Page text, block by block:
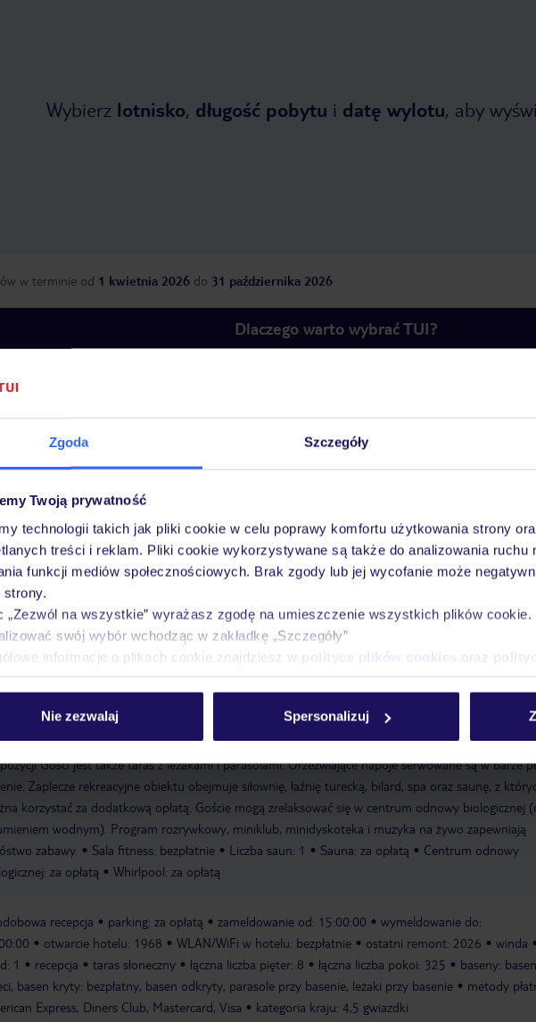
Zgoda Szczegóły
Twoją prywatność
technologii takich jak pliki cookie w celu poprawy komfortu użytkowania strony
treści i reklam. Pliki cookie wykorzystywane są także do analizowania ruchu
funkcji mediów społecznościowych. Brak zgody lub jej wycofanie może
strony.
„Zezwól na wszystkie” wyrażasz zgodę na umieszczenie wszystkich plików
swój wybór wchodząc w zakładkę „Szczegóły”
informacje o plikach cookie znajdziesz w polityce plików cookies oraz
Nie zezwalaj Spersonalizuj
Wybierz lotnisko, długość pobytu i datę wylotu, aby
w terminie od 1 kwietnia 2026 do 31 października 2026
Dlaczego warto wybrać TUI?
Największe biuro podróży
w Polsce
Tylko u nas opieka na
Hotel Pokoje Wyżywienie Atrakcje Ważne
Pokazy
dla dzieci Klub dla dzieci: bezpłatny Plac zabaw Pokój zabaw
gdy dorośli pływają kilka okrążeń w odkrytym basenie, dzieci mogą bawić się w brodziku. Do
Gości jest także taras z leżakami i parasolami. Orzeźwiające napoje serwowane są w barze
Zaplecze rekreacyjne obiektu obejmuje siłownię, łaźnię turecką, bilard, spa oraz saunę, z
korzystać za dodatkową opłatą. Goście mogą zrelaksować się w centrum odnowy biologicznej
wodnym). Program rozrywkowy, miniklub, minidyskoteka i muzyka na żywo zapewniają
zabawy.
Sala fitness: bezpłatnie Liczba saun: 1 Sauna: za opłatą
Centrum odnowy
za opłatą
Whirlpool: za opłatą
recepcja parking: za opłatą zameldowanie od: 15:00:00
wymeldowanie do:
otwarcie hotelu: 1968 WLAN/WiFi w hotelu: bezpłatnie ostatni remont: 2026 winda
1
recepcja taras słoneczny łączna liczba pięter: 8 łączna liczba pokoi: 325
baseny:
basen kryty: bezpłatny, basen odkryty, parasole przy basenie, leżaki przy basenie
metody
Express, Diners Club, Mastercard, Visa
kategoria kraju: 4,5 gwiazdki